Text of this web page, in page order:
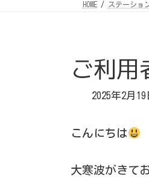
HOME ステーショ
ご利用
2025年2月19
こんにちは
大寒波がきて